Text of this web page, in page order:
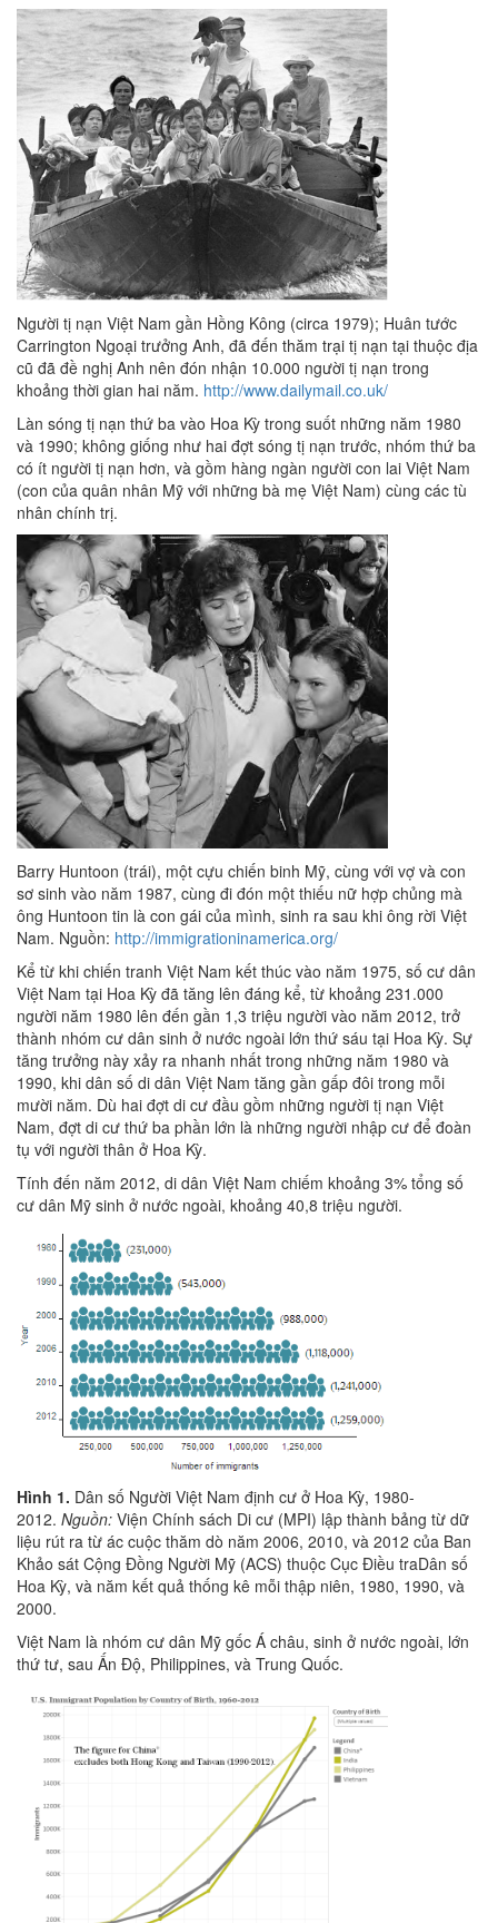
Người tị nạn Việt Nam gần Hồng Kông (circa 1979); Huân tước
Carrington Ngoại trưởng Anh, đã đến thăm trại tị nạn tại thuộc địa
cũ đã đề nghị Anh nên đón nhận 10.000 người tị nạn trong
khoảng thời gian hai năm. http://www.dailymail.co.uk/
Làn sóng tị nạn thứ ba vào Hoa Kỳ trong suốt những năm 1980
và 1990; không giống như hai đợt sóng tị nạn trước, nhóm thứ ba
có ít người tị nạn hơn, và gồm hàng ngàn người con lai Việt Nam
(con của quân nhân Mỹ với những bà mẹ Việt Nam) cùng các tù
nhân chính trị.
Barry Huntoon (trái), một cựu chiến binh Mỹ, cùng với vợ và con
sơ sinh vào năm 1987, cùng đi đón một thiếu nữ hợp chủng mà
ông Huntoon tin là con gái của mình, sinh ra sau khi ông rời Việt
Nam. Nguồn: http://immigrationinamerica.org/
Kể từ khi chiến tranh Việt Nam kết thúc vào năm 1975, số cư dân
Việt Nam tại Hoa Kỳ đã tăng lên đáng kể, từ khoảng 231.000
người năm 1980 lên đến gần 1,3 triệu người vào năm 2012, trở
thành nhóm cư dân sinh ở nước ngoài lớn thứ sáu tại Hoa Kỳ. Sự
tăng trưởng này xảy ra nhanh nhất trong những năm 1980 và
1990, khi dân số di dân Việt Nam tăng gần gấp đôi trong mỗi
mười năm. Dù hai đợt di cư đầu gồm những người tị nạn Việt
Nam, đợt di cư thứ ba phần lớn là những người nhập cư để đoàn
tụ với người thân ở Hoa Kỳ.
Tính đến năm 2012, di dân Việt Nam chiếm khoảng 3% tổng số
cư dân Mỹ sinh ở nước ngoài, khoảng 40,8 triệu người.
Hình 1. Dân số Người Việt Nam định cư ở Hoa Kỳ, 1980-
2012. Nguồn: Viện Chính sách Di cư (MPI) lập thành bảng từ dữ
liệu rút ra từ ác cuộc thăm dò năm 2006, 2010, và 2012 của Ban
Khảo sát Cộng Đồng Người Mỹ (ACS) thuộc Cục Điều traDân số
Hoa Kỳ, và năm kết quả thống kê mỗi thập niên, 1980, 1990, và
2000.
Việt Nam là nhóm cư dân Mỹ gốc Á châu, sinh ở nước ngoài, lớn
thứ tư, sau Ấn Độ, Philippines, và Trung Quốc.